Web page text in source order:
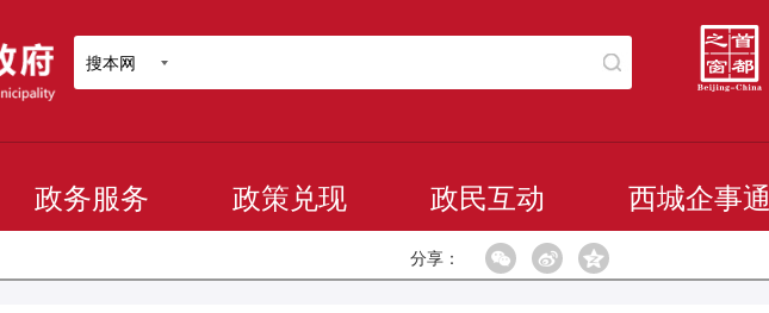
搜本网
政务服务 政策兑现 政民互动 西城企事通
分享：